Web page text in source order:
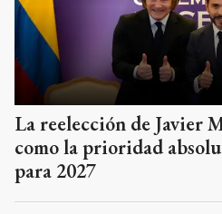
La reelección de Javier
como la prioridad
para 2027